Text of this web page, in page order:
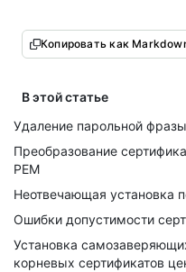
Копировать как
В этой статье
Удаление парольной
Преобразование
PEM
Неотвечающая установка
Ошибки допустимости
Установка
корневых сертификатов